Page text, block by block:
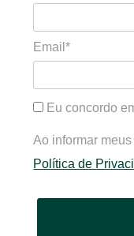
Email*
Eu concordo
Ao informar
Política de